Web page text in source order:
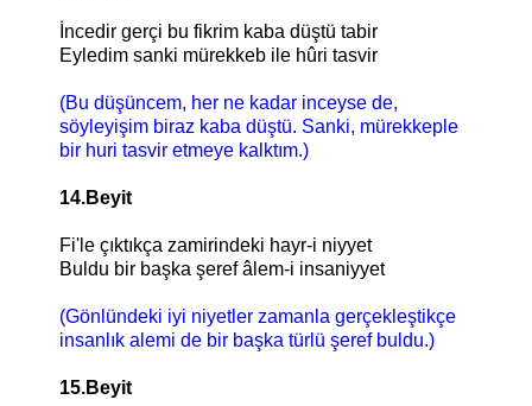
İncedir gerçi bu fikrim kaba düştü tabir
Eyledim sanki mürekkeb ile hûri tasvir
(Bu düşüncem, her ne kadar inceyse de,
söyleyişim biraz kaba düştü. Sanki, mürekkeple
bir huri tasvir etmeye kalktım.)
14.Beyit
Fi'le çıktıkça zamirindeki hayr-i niyyet
Buldu bir başka şeref âlem-i insaniyyet
(Gönlündeki iyi niyetler zamanla gerçekleştikçe
insanlık alemi de bir başka türlü şeref buldu.)
15.Beyit